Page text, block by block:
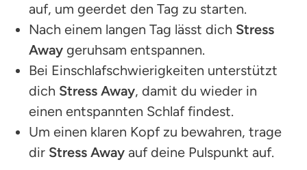
auf, um geerdet den Tag zu starten.
Nach einem langen Tag lässt dich Stress
Away geruhsam entspannen.
Bei Einschlafschwierigkeiten unterstützt
dich Stress Away, damit du wieder in
einen entspannten Schlaf findest.
Um einen klaren Kopf zu bewahren, trage
dir Stress Away auf deine Pulspunkt auf.